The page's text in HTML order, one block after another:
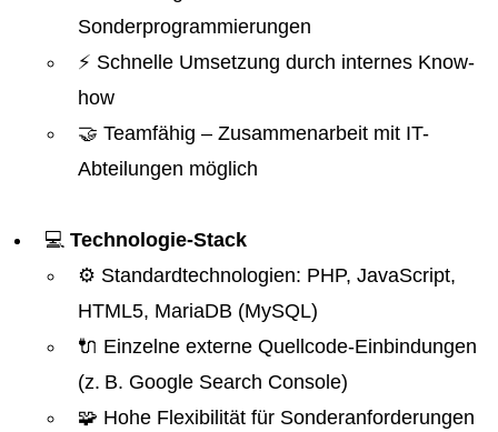
Sonderprogrammierungen
⚡ Schnelle Umsetzung durch internes Know-
how
🤝 Teamfähig – Zusammenarbeit mit IT-
Abteilungen möglich
💻 Technologie-Stack
⚙️ Standardtechnologien: PHP, JavaScript,
HTML5, MariaDB (MySQL)
🔌 Einzelne externe Quellcode-Einbindungen
(z. B. Google Search Console)
🧩 Hohe Flexibilität für Sonderanforderungen